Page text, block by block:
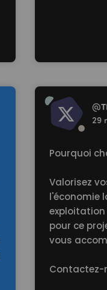
Read more
@
29
Pourquoi
Valorisez
l'économie
exploitation
pour ce
vous
Contactez-